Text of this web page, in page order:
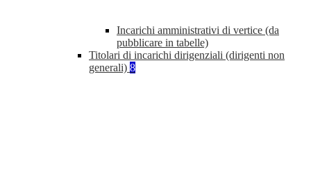
Incarichi amministrativi di vertice (da
pubblicare in tabelle)
Titolari di incarichi dirigenziali (dirigenti non
generali) 8